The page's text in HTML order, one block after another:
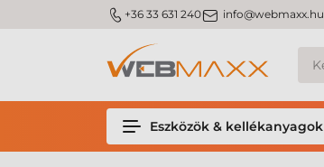
m_phone +36 33 631 240m_email info@webmaxx.hu
Eszközök & kellékanyagok